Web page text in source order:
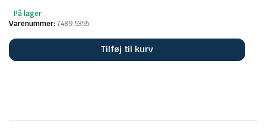
På lager
Varenummer: 7489.5355
Tilføj til kurv